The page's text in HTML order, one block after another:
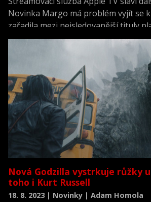
Novinka Margo má problém vyjít se
zařadila mezi nejsledovanější tituly
velmi silné ohlasy od kritiků i diváků.
15. dubna a rychle se stal jedním z
Nová Godzilla vystrkuje růžky
toho i Kurt Russell
18. 8. 2023 | Novinky | Adam Homola